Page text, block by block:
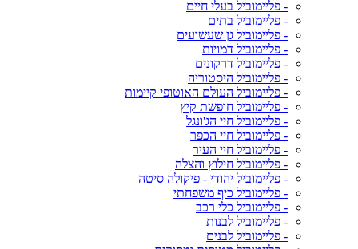
- פליימוביל בעלי חיים
- פליימוביל בתים
- פליימוביל גן שעשועים
- פליימוביל דמויות
- פליימוביל דרקונים
- פליימוביל היסטוריה
- פליימוביל העולם האוטופי קיימות
- פליימוביל חופשת קיץ
- פליימוביל חיי הג'ונגל
- פליימוביל חיי הכפר
- פליימוביל חיי העיר
- פליימוביל חילוץ והצלה
- פליימוביל יהודי - פיקולה סיטה
- פליימוביל כיף משפחתי
- פליימוביל כלי רכב
- פליימוביל לבנות
- פליימוביל לבנים